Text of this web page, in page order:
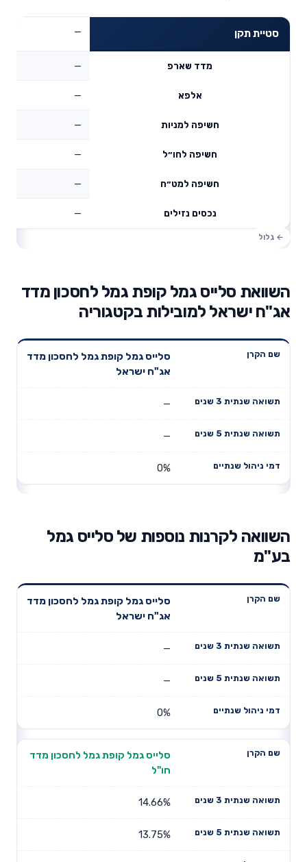
סטיית תקן —
מדד שארפ —
אלפא —
חשיפה למניות —
חשיפה לחו״ל —
חשיפה למט״ח —
נכסים נזילים —
השוואת סלייס גמל קופת גמל לחסכון מדד
אג"ח ישראל למובילות בקטגוריה
שנתית 3
תשואה
דמי ניהול
סלייס גמל קופת גמל לחסכון מדד
אג"ח ישראל
—
—
0%
השוואה לקרנות נוספות של סלייס גמל
בע"מ
שנתית 3
תשואה
דמי ניהול
סלייס גמל קופת גמל לחסכון מדד
אג"ח ישראל
—
—
0%
סלייס גמל קופת גמל לחסכון מדד
חו"ל
14.66%
13.75%